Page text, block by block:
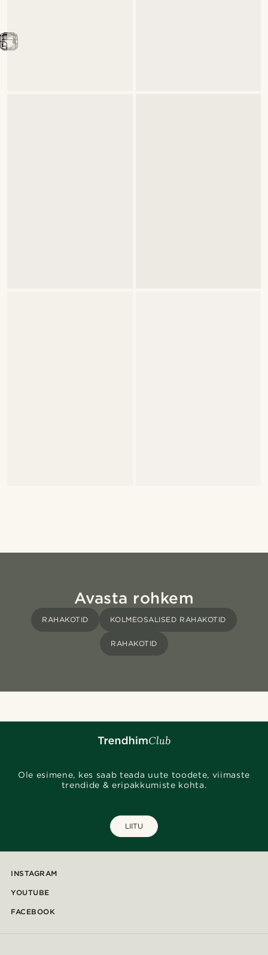
Avasta rohkem
RAHAKOTID KOLMEOSALISED RAHAKOTID
RAHAKOTID
Ole esimene, kes saab teada uute toodete, viimaste
trendide & eripakkumiste kohta.
LIITU
INSTAGRAM
YOUTUBE
FACEBOOK